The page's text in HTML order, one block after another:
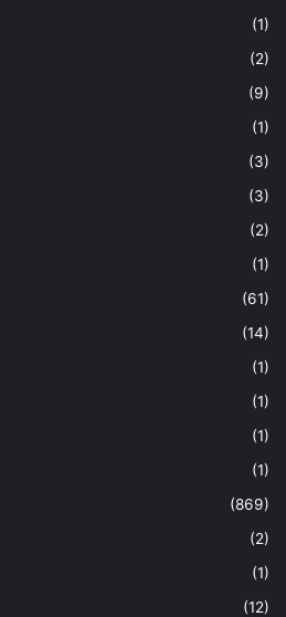
(1)
(2)
(9)
(1)
(3)
(3)
(2)
(1)
(61)
(14)
(1)
(1)
(1)
(1)
(869)
(2)
(1)
(12)